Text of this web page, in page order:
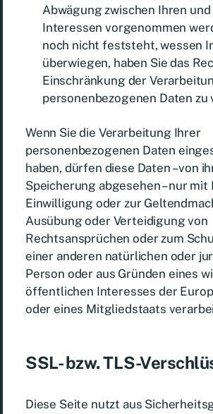
Abwägung zwischen Ihren
Interessen vorgenommen
noch nicht feststeht, wessen
überwiegen, haben Sie das
Einschränkung der
personenbezogenen Daten zu
Wenn Sie die Verarbeitung Ihrer
personenbezogenen Daten
haben, dürfen diese Daten – von
Speicherung abgesehen – nur mit
Einwilligung oder zur
Ausübung oder Verteidigung von
Rechtsansprüchen oder zum
einer anderen natürlichen oder
Person oder aus Gründen eines
öffentlichen Interesses der
oder eines Mitgliedstaats
SSL- bzw. TLS-
Diese Seite nutzt aus